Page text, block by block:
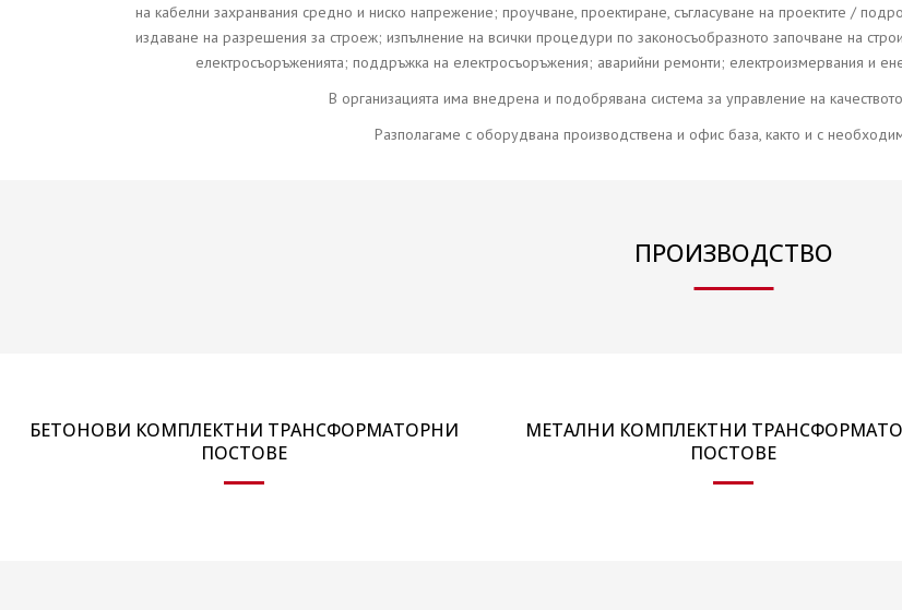
на кабелни захранвания средно и ниско напрежение; проучване, проектиране, съгласуване на проектите /
издаване на разрешения за строеж; изпълнение на всички процедури по законосъобразното започване на
електросъоръженията; поддръжка на електросъоръжения; аварийни ремонти; електроизмервания и
В организацията има внедрена и подобрявана система за управление на
Разполагаме с оборудвана производствена и офис база, както и с
ПРОИЗВОДСТВО
БЕТОНОВИ КОМПЛЕКТНИ ТРАНСФОРМАТОРНИ
ПОСТОВЕ
МЕТАЛНИ КОМПЛЕКТНИ
ПОСТОВЕ